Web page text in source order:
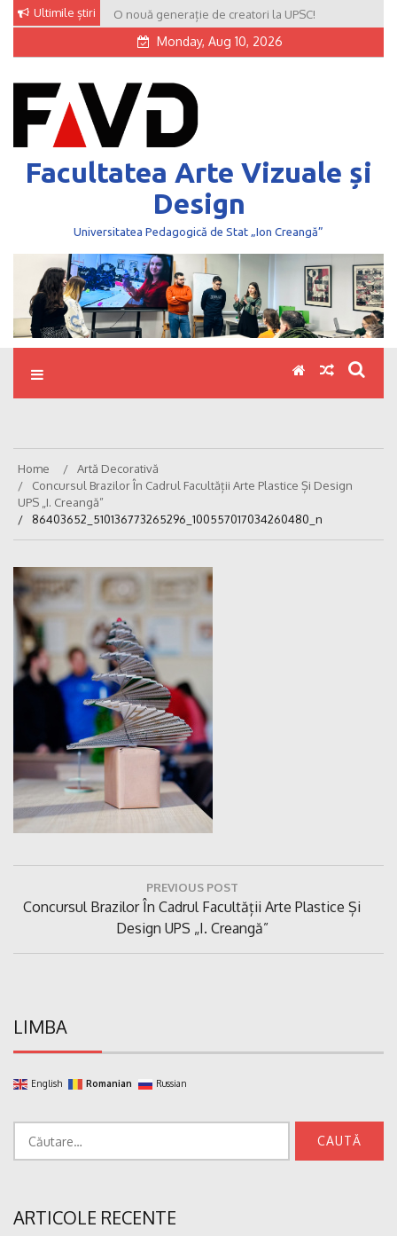
Skip
content
Ultimile știri O nouă generație de creatori la UPSC!
Monday, Aug 10, 2026
Facultatea Arte Vizuale și
Design
Universitatea Pedagogică de Stat „Ion Creangă”
Home
Artă Decorativă
Concursul Brazilor În Cadrul Facultății Arte Plastice Și Design
UPS „I. Creangă”
86403652_510136773265296_100557017034260480_n
articole
PREVIOUS POST
Previous
Concursul Brazilor În Cadrul Facultății Arte Plastice Și
Design UPS „I. Creangă”
LIMBA
English Romanian Russian
ARTICOLE RECENTE